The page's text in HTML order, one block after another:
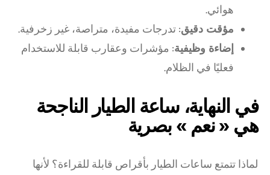
هوائي.
مؤقت دقيق: تدرجات مفيدة، متراصة، غير زخرفية.
إضاءة وظيفية: مؤشرات وعقارب قابلة للاستخدام
فعليًا في الظلام.
في النهاية، ساعة الطيار الناجحة
هي « نعم » بصرية
لماذا تتمتع ساعات الطيار بأقراص قابلة للقراءة؟ لأنها